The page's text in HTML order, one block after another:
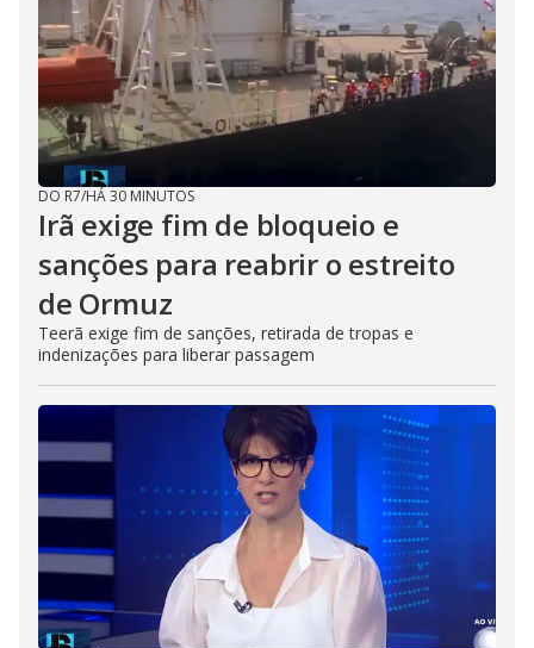
DO R7/HÁ 30 MINUTOS
Irã exige fim de bloqueio e
sanções para reabrir o estreito
de Ormuz
Teerã exige fim de sanções, retirada de tropas e
indenizações para liberar passagem